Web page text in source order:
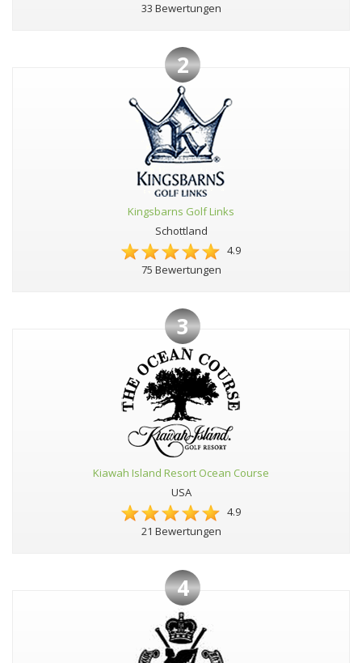
33 Bewertungen
2
Kingsbarns Golf Links
Schottland
4.9
75 Bewertungen
3
Kiawah Island Resort Ocean Course
USA
4.9
21 Bewertungen
4